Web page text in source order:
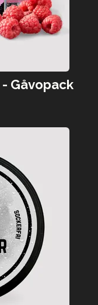
Gåvopack